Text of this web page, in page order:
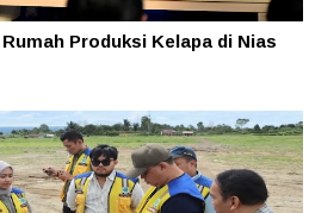
Produksi Kelapa di Nias